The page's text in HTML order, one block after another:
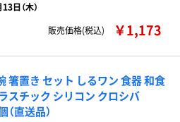
日（木）
販売価格(税込)
￥1,173
箸置き セット しるワン 食器 和食
スチック シリコン クロシバ
直送品）